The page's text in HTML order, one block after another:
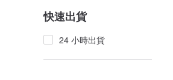
快速出貨
24 小時出貨